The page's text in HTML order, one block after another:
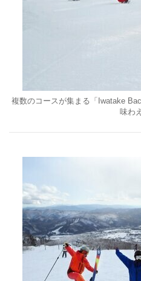
複数のコースが集まる「Iwatake
味わ